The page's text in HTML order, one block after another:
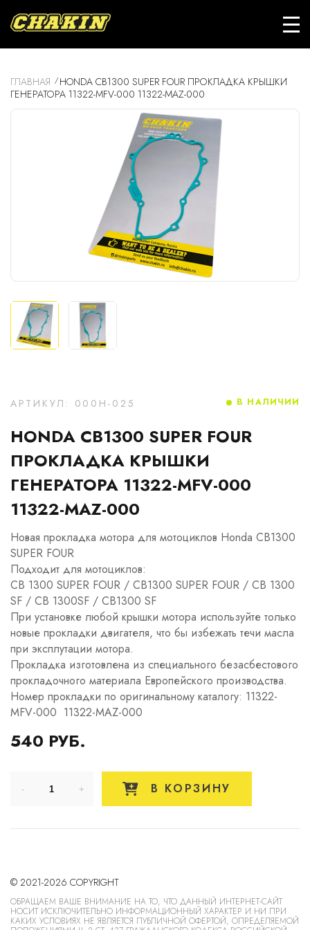
ГЛАВНАЯ
HONDA CB1300 SUPER FOUR ПРОКЛАДКА КРЫШКИ
ГЕНЕРАТОРА 11322-MFV-000 11322-MAZ-000
АРТИКУЛ: 000H-025
HONDA CB1300 SUPER FOUR
ПРОКЛАДКА КРЫШКИ
ГЕНЕРАТОРА 11322-MFV-000
11322-MAZ-000
Новая прокладка мотора для мотоциклов Honda CB1300
SUPER FOUR
Подходит для мотоциклов:
CB 1300 SUPER FOUR / CB1300 SUPER FOUR / CB 1300
SF / CB 1300SF / CB1300 SF
При установке любой крышки мотора используйте только
новые прокладки двигателя, что бы избежать течи масла
при эксплутации мотора.
Прокладка изготовлена из специального безасбестового
прокладочного материала Европейского производства.
Номер прокладки по оригинальному каталогу: 11322-
MFV-000 11322-MAZ-000
540 РУБ.
В НАЛИЧИИ
В КОРЗИНУ
© 2021-2026 COPYRIGHT
ОБРАЩАЕМ ВАШЕ ВНИМАНИЕ НА ТО, ЧТО ДАННЫЙ ИНТЕРНЕТ-САЙТ
НОСИТ ИСКЛЮЧИТЕЛЬНО ИНФОРМАЦИОННЫЙ ХАРАКТЕР И НИ ПРИ
КАКИХ УСЛОВИЯХ НЕ ЯВЛЯЕТСЯ ПУБЛИЧНОЙ ОФЕРТОЙ, ОПРЕДЕЛЯЕМОЙ